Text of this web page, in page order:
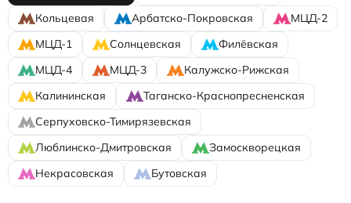
Кольцевая
Арбатско-Покровская
МЦД-2
МЦД-1
Солнцевская
Филёвская
МЦД-4
МЦД-3
Калужско-Рижская
Калининская
Таганско-Краснопресненская
Серпуховско-Тимирязевская
Люблинско-Дмитровская
Замоскворецкая
Некрасовская
Бутовская